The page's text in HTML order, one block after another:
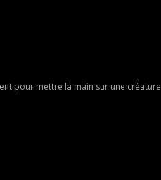
pour mettre la main sur une créature